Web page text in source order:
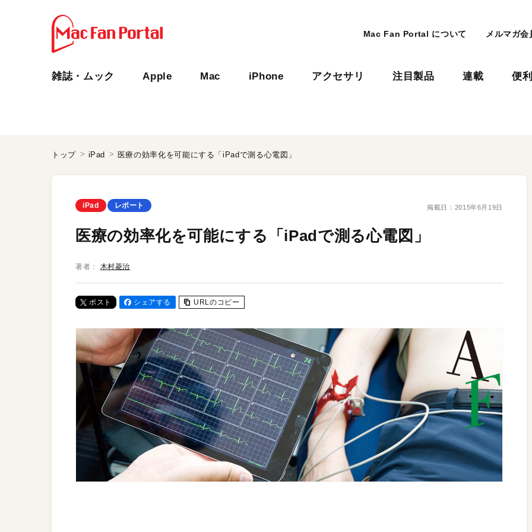
Mac Fan Portal について メルマガ会
雑誌・ムック Apple Mac iPhone アクセサリ 注目製品 連載 便
トップ iPad 医療の効率化を可能にする「iPadで測る心電図」
iPad レポート 掲載日： 2015年6月19日
医療の効率化を可能にする「iPadで測る心電図」
著者： 木村菱治
ポスト シェアする URLのコピー